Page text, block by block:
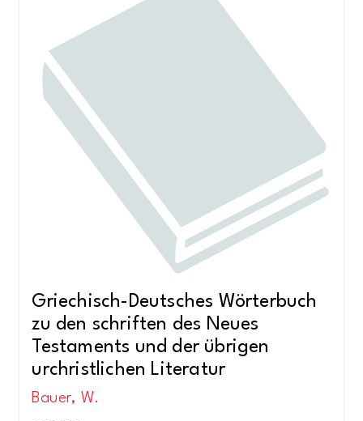
Griechisch-Deutsches Wörterbuch
zu den schriften des Neues
Testaments und der übrigen
urchristlichen Literatur
Bauer, W.